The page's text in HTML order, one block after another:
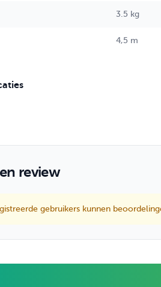
3.5 kg
4,5 m
review
gebruikers kunnen